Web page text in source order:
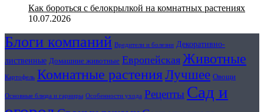
Как бороться с белокрылкой на комнатных растениях
10.07.2026
Блоги компаний Вредители и болезни Декоративно-
лиственные Домашние животные Европейская Животные
Картофель Комнатные растенияЛучшее Овощи
Основные блюда и гарниры Особенности ухода Рецепты Сад и